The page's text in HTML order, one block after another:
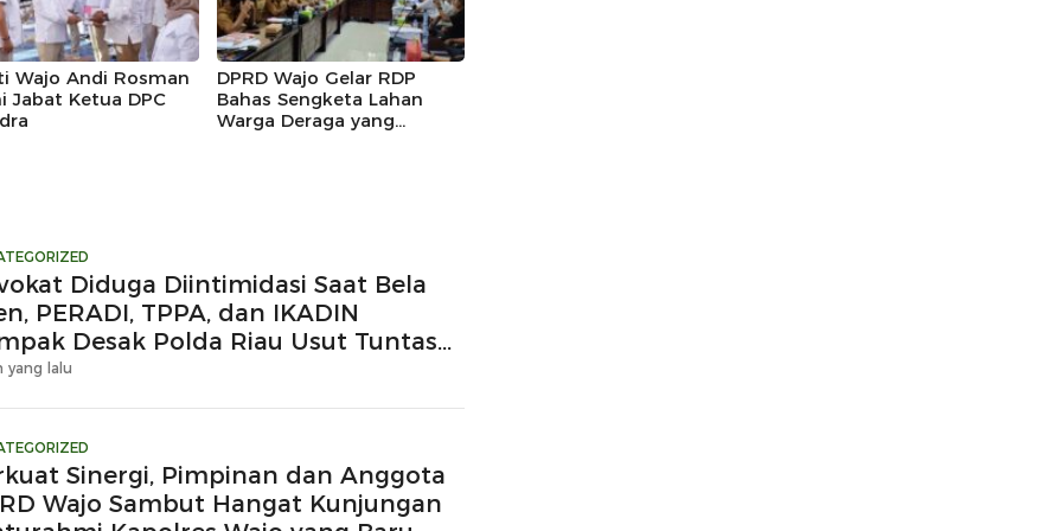
Wajo Andi Rosman
Jabat Ketua DPC
DPRD Wajo Gelar RDP
Bahas Sengketa Lahan
Warga Deraga yang
Diduga Diintimidasi Saat Bela
PERADI, TPPA, dan IKADIN
Desak Polda Riau Usut Tuntas
Premanisme
yang lalu
Sinergi, Pimpinan dan Anggota
Wajo Sambut Hangat Kunjungan